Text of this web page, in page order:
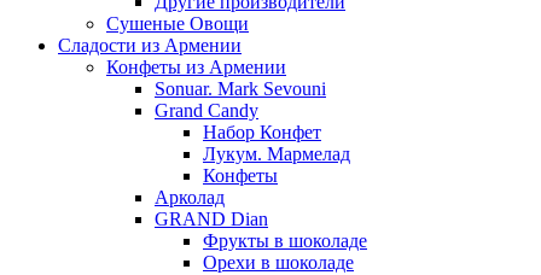
Сушеные Овощи
Сладости из Армении
Конфеты из Армении
Sonuar. Mark Sevouni
Grand Candy
Набор Конфет
Лукум. Мармелад
Конфеты
Арколад
GRAND Dian
Фрукты в шоколаде
Орехи в шоколаде